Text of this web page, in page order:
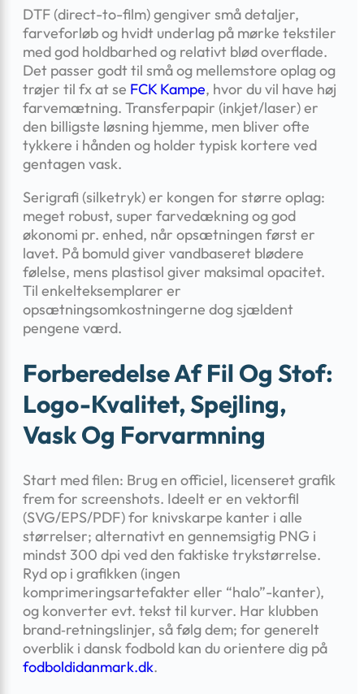
DTF (direct-to-film) gengiver små detaljer,
farveforløb og hvidt underlag på mørke tekstiler
med god holdbarhed og relativt blød overflade.
Det passer godt til små og mellemstore oplag og
trøjer til fx at se FCK Kampe, hvor du vil have høj
farvemætning. Transferpapir (inkjet/laser) er
den billigste løsning hjemme, men bliver ofte
tykkere i hånden og holder typisk kortere ved
gentagen vask.
Serigrafi (silketryk) er kongen for større oplag:
meget robust, super farvedækning og god
økonomi pr. enhed, når opsætningen først er
lavet. På bomuld giver vandbaseret blødere
følelse, mens plastisol giver maksimal opacitet.
Til enkelteksemplarer er
opsætningsomkostningerne dog sjældent
pengene værd.
Forberedelse Af Fil Og Stof:
Logo-Kvalitet, Spejling,
Vask Og Forvarmning
Start med filen: Brug en officiel, licenseret grafik
frem for screenshots. Ideelt er en vektorfil
(SVG/EPS/PDF) for knivskarpe kanter i alle
størrelser; alternativt en gennemsigtig PNG i
mindst 300 dpi ved den faktiske trykstørrelse.
Ryd op i grafikken (ingen
komprimeringsartefakter eller “halo”-kanter),
og konverter evt. tekst til kurver. Har klubben
brand‑retningslinjer, så følg dem; for generelt
overblik i dansk fodbold kan du orientere dig på
fodboldidanmark.dk.